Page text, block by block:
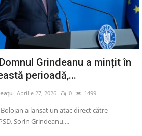
Grindeanu a mințit în
perioadă,...
Aprilie 27, 2026 0 1499
a lansat un atac direct către
Sorin Grindeanu,...